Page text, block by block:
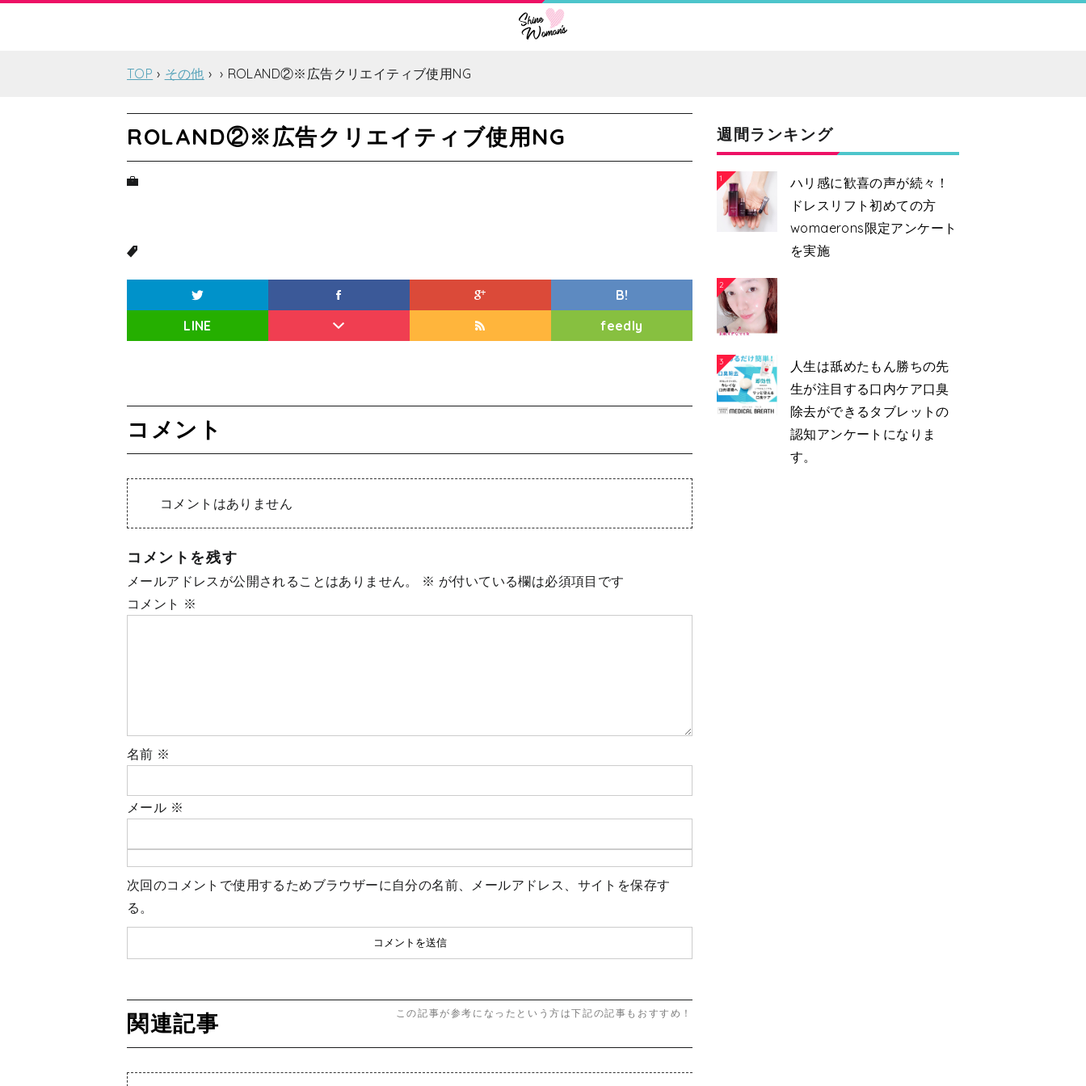
TOP その他 ROLAND②※広告クリエイティブ使用NG
ROLAND②※広告クリエイティブ使用NG
B!
LINE
feedly
コメント
コメントはありません
コメントを残す
メールアドレスが公開されることはありません。 ※ が付いている欄は必須項目です
コメント ※
名前 ※
メール ※
次回のコメントで使用するためブラウザーに自分の名前、メールアドレス、サイトを保存す
る。
関連記事 この記事が参考になったという方は下記の記事もおすすめ！
週間ランキング
1
ハリ感に歓喜の声が続々！
ドレスリフト初めての方
womaerons限定アンケート
を実施
2
3
人生は舐めたもん勝ちの先
生が注目する口内ケア口臭
除去ができるタブレットの
認知アンケートになりま
す。